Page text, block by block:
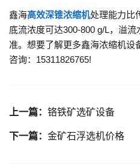
鑫海高效深锥浓缩机处理能力比
底流浓度可达300-800 g/L，溢
准。想要了解更多鑫海浓缩机设
咨询：15311826765!
上一篇： 铬铁矿选矿设备
下一篇： 金矿石浮选机价格